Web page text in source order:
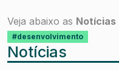
Veja abaixo as Notícias
#desenvolvimento
Notícias